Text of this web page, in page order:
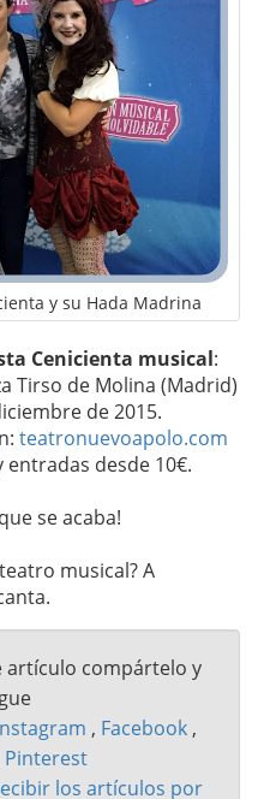
y su Hada Madrina
Cenicienta musical:
Tirso de Molina (Madrid)
de 2015.
teatronuevoapolo.com
desde 10€.
se acaba!
musical? A
artículo compártelo y
, Facebook ,
Pinterest
los artículos por